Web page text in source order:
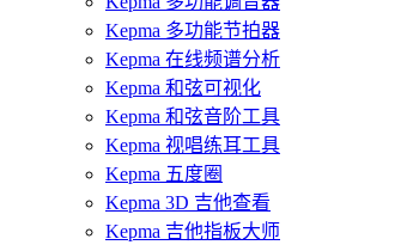
Kepma 多功能节拍器
Kepma 在线频谱分析
Kepma 和弦可视化
Kepma 和弦音阶工具
Kepma 视唱练耳工具
Kepma 五度圈
Kepma 3D 吉他查看
Kepma 吉他指板大师